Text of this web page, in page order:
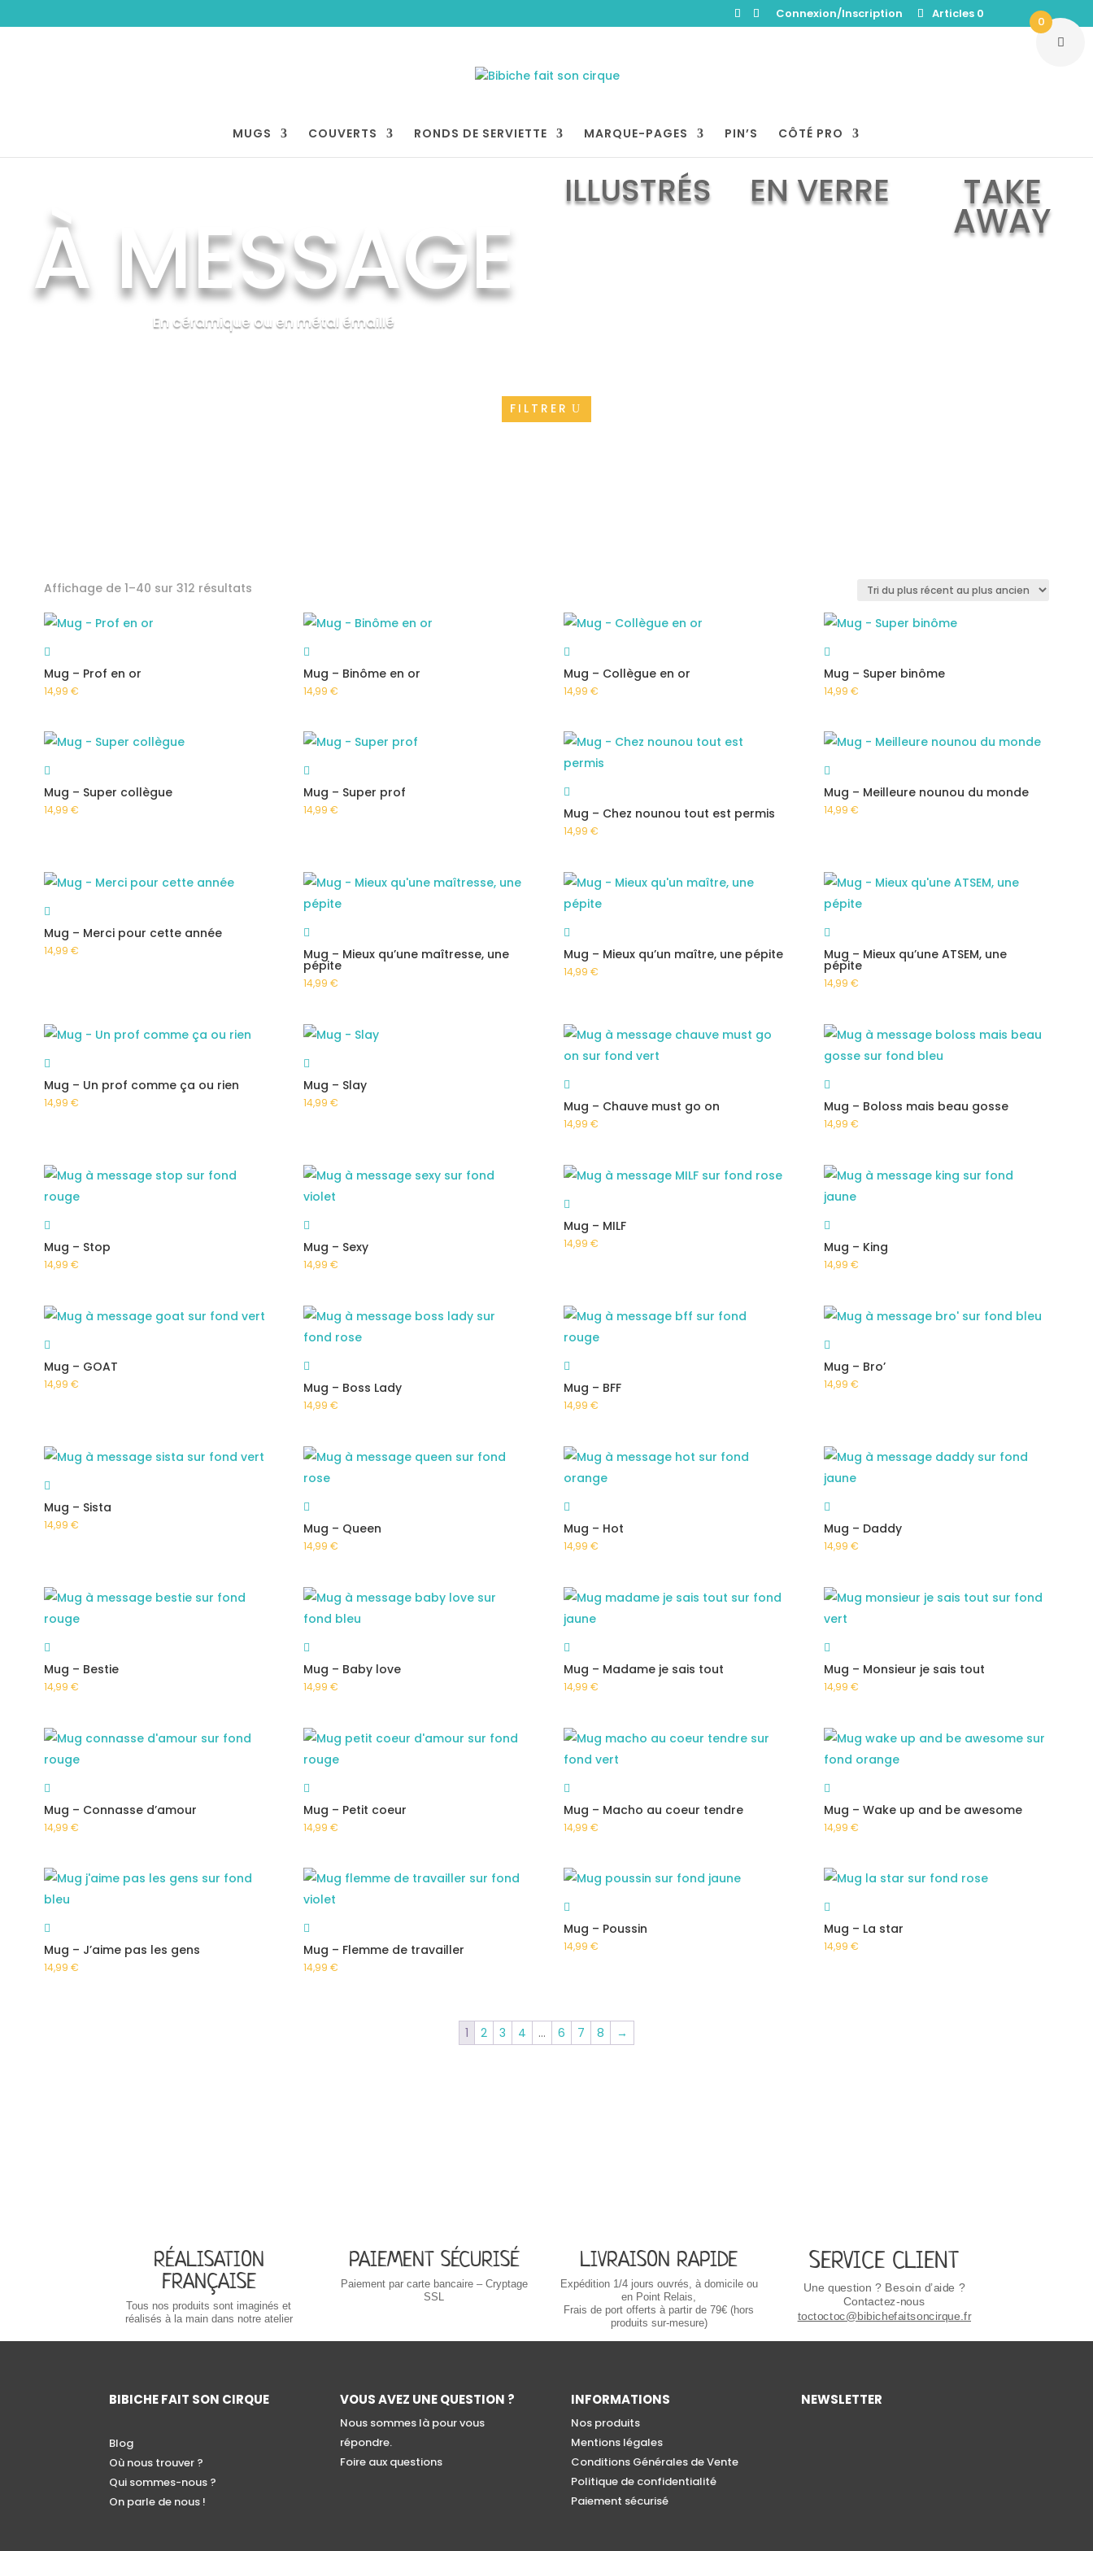
Connexion/Inscription Articles 0
MUGS COUVERTS RONDS DE SERVIETTE MARQUE-PAGES PIN’S CÔTÉ PRO
À MESSAGE
En céramique ou en métal émaillé
ILLUSTRÉS EN VERRE TAKE
AWAY
FILTRER
Affichage de 1–40 sur 312 résultatsTrié
Mug – Prof en or
14,99 €
Mug – Binôme en or
14,99€
Mug – Collègue en or
14,99€
Mug – Super binôme
14,99 €
Mug – Super collègue
14,99 €
Mug – Super prof
14,99€ Mug – Chez nounou tout est permis
14,99€
Mug – Meilleure nounou du monde
14,99 €
Mug – Merci pour cette année
14,99 € Mug – Mieux qu’une maîtresse, une
pépite
14,99€
Mug – Mieux qu’un maître, une pépite
14,99€
Mug – Mieux qu’une ATSEM, une
pépite
14,99 €
Mug – Un prof comme ça ou rien
14,99 €
Mug – Slay
14,99€ Mug – Chauve must go on
14,99€
Mug – Boloss mais beau gosse
14,99 €
Mug – Stop
14,99 €
Mug – Sexy
14,99€
Mug – MILF
14,99€ Mug – King
14,99 €
Mug – GOAT
14,99 € Mug – Boss Lady
14,99€
Mug – BFF
14,99€
Mug – Bro’
14,99 €
Mug – Sista
14,99 € Mug – Queen
14,99€
Mug – Hot
14,99€
Mug – Daddy
14,99 €
Mug – Bestie
14,99 €
Mug – Baby love
14,99€
Mug – Madame je sais tout
14,99€
Mug – Monsieur je sais tout
14,99 €
Mug – Connasse d’amour
14,99 €
Mug – Petit coeur
14,99€
Mug – Macho au coeur tendre
14,99€
Mug – Wake up and be awesome
14,99 €
Mug – J’aime pas les gens
14,99 €
Mug – Flemme de travailler
14,99€
Mug – Poussin
14,99€
Mug – La star
14,99 €
1 2 3 4 … 6 7 8 →
RÉALISATION
FRANÇAISE
Tous nos produits sont imaginés et
réalisés à la main dans notre atelier
PAIEMENT SÉCURISÉ
Paiement par carte bancaire – Cryptage
SSL
LIVRAISON RAPIDE
Expédition 1/4 jours ouvrés, à domicile ou
en Point Relais,
Frais de port offerts à partir de 79€ (hors
produits sur-mesure)
SERVICE CLIENT
Une question ? Besoin d’aide ?
Contactez-nous
toctoctoc@bibichefaitsoncirque.fr
BIBICHE FAIT SON CIRQUE
Blog
Où nous trouver ?
Qui sommes-nous ?
On parle de nous !
VOUS AVEZ UNE QUESTION ?
Nous sommes là pour vous
répondre.
Foire aux questions
INFORMATIONS
Nos produits
Mentions légales
Conditions Générales de Vente
Politique de confidentialité
Paiement sécurisé
NEWSLETTER
0